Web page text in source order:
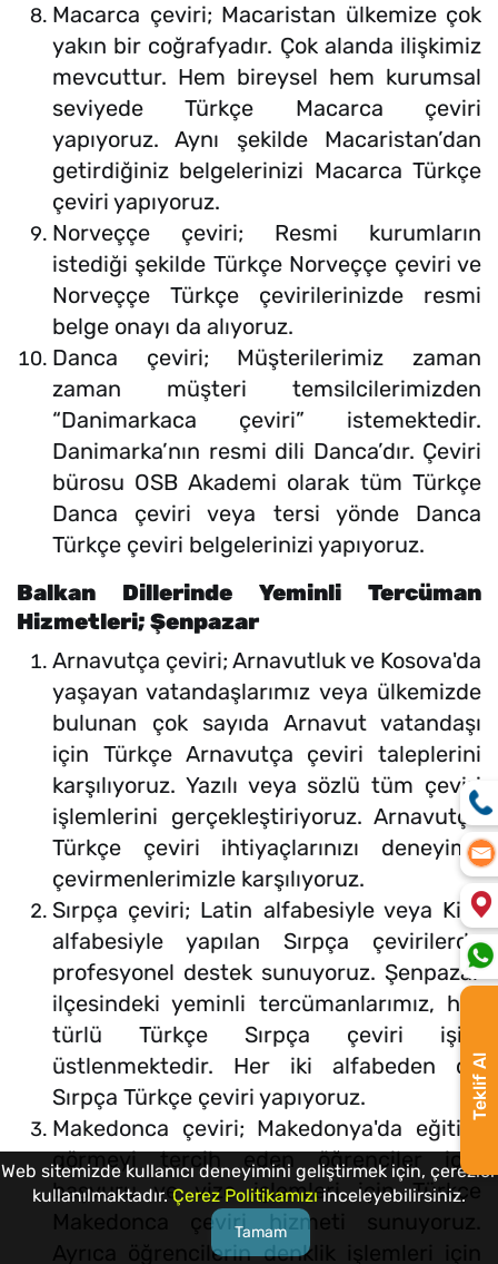
Macarca çeviri; Macaristan ülkemize çok
yakın bir coğrafyadır. Çok alanda ilişkimiz
mevcuttur. Hem bireysel hem kurumsal
seviyede Türkçe Macarca çeviri
yapıyoruz. Aynı şekilde Macaristan’dan
getirdiğiniz belgelerinizi Macarca Türkçe
çeviri yapıyoruz.
Norveççe çeviri; Resmi kurumların
istediği şekilde Türkçe Norveççe çeviri ve
Norveççe Türkçe çevirilerinizde resmi
belge onayı da alıyoruz.
Danca çeviri; Müşterilerimiz zaman
zaman müşteri temsilcilerimizden
“Danimarkaca çeviri” istemektedir.
Danimarka’nın resmi dili Danca’dır. Çeviri
bürosu OSB Akademi olarak tüm Türkçe
Danca çeviri veya tersi yönde Danca
Türkçe çeviri belgelerinizi yapıyoruz.
Balkan Dillerinde Yeminli Tercüman
Hizmetleri; Şenpazar
Arnavutça çeviri; Arnavutluk ve Kosova'da
yaşayan vatandaşlarımız veya ülkemizde
bulunan çok sayıda Arnavut vatandaşı
için Türkçe Arnavutça çeviri taleplerini
karşılıyoruz. Yazılı veya sözlü tüm çeviri
işlemlerini gerçekleştiriyoruz. Arnavutça
Türkçe çeviri ihtiyaçlarınızı deneyimli
çevirmenlerimizle karşılıyoruz.
Sırpça çeviri; Latin alfabesiyle veya Kiril
alfabesiyle yapılan Sırpça çevirilerde
profesyonel destek sunuyoruz. Şenpazar
ilçesindeki yeminli tercümanlarımız, her
türlü Türkçe Sırpça çeviri işini
üstlenmektedir. Her iki alfabeden de
Sırpça Türkçe çeviri yapıyoruz.
Makedonca çeviri; Makedonya'da eğitim
görmeyi tercih eden öğrenciler için
başvuru ve vize işlemleri için Türkçe
Makedonca çeviri hizmeti sunuyoruz.
Ayrıca öğrencilerin denklik işlemleri için
Teklif Al
Web sitemizde kullanıcı deneyimini geliştirmek için, çerezler
kullanılmaktadır. Çerez Politikamızı inceleyebilirsiniz.
Tamam